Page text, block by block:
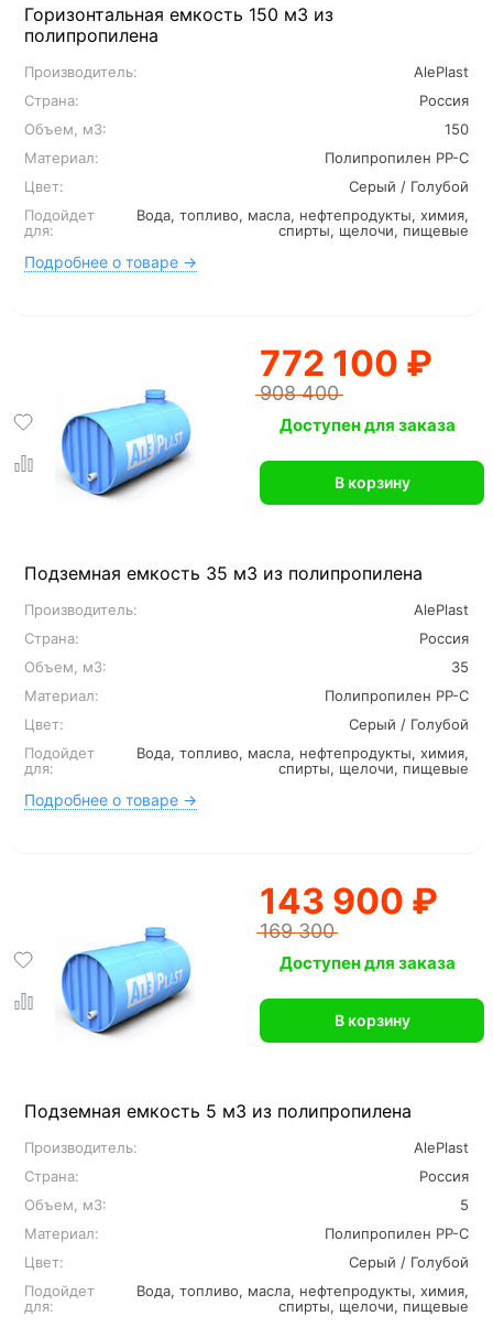
Горизонтальная емкость 150 м3 из
полипропилена
Производитель:
AlePlast
Страна:
Россия
Объем, м3:
150
Материал:
Полипропилен PP-C
Цвет:
Серый / Голубой
Подойдет
для:
Вода, топливо, масла, нефтепродукты, химия,
спирты, щелочи, пищевые
Подробнее о товаре →
Подземная емкость 35 м3 из полипропилена
Производитель:
AlePlast
Страна:
Россия
Объем, м3:
35
Материал:
Полипропилен PP-C
Цвет:
Серый / Голубой
Подойдет
для:
Вода, топливо, масла, нефтепродукты, химия,
спирты, щелочи, пищевые
Подробнее о товаре →
772 100 ₽
908 400
Доступен для заказа
В корзину
Подземная емкость 5 м3 из полипропилена
Производитель:
AlePlast
Страна:
Россия
Объем, м3:
5
Материал:
Полипропилен PP-C
Цвет:
Серый / Голубой
Подойдет
для:
Вода, топливо, масла, нефтепродукты, химия,
спирты, щелочи, пищевые
143 900 ₽
169 300
Доступен для заказа
В корзину